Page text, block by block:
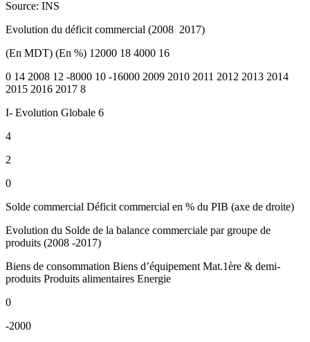
Source: INS
Evolution du déficit commercial (2008 ­ 2017)
(En MDT) (En %) 12000 18 4000 16
0 14 2008 12 -8000 10 -16000 2009 2010 2011 2012 2013 2014
2015 2016 2017 8
I- Evolution Globale 6
4
2
0
Solde commercial Déficit commercial en % du PIB (axe de droite)
Evolution du Solde de la balance commerciale par groupe de
produits (2008 -2017)
Biens de consommation Biens d’équipement Mat.1ère & demi-
produits Produits alimentaires Energie
0
-2000